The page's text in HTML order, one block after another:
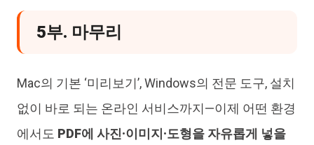
5부. 마무리
Mac의 기본 ‘미리보기’, Windows의 전문 도구, 설치
없이 바로 되는 온라인 서비스까지—이제 어떤 환경
에서도 PDF에 사진·이미지·도형을 자유롭게 넣을